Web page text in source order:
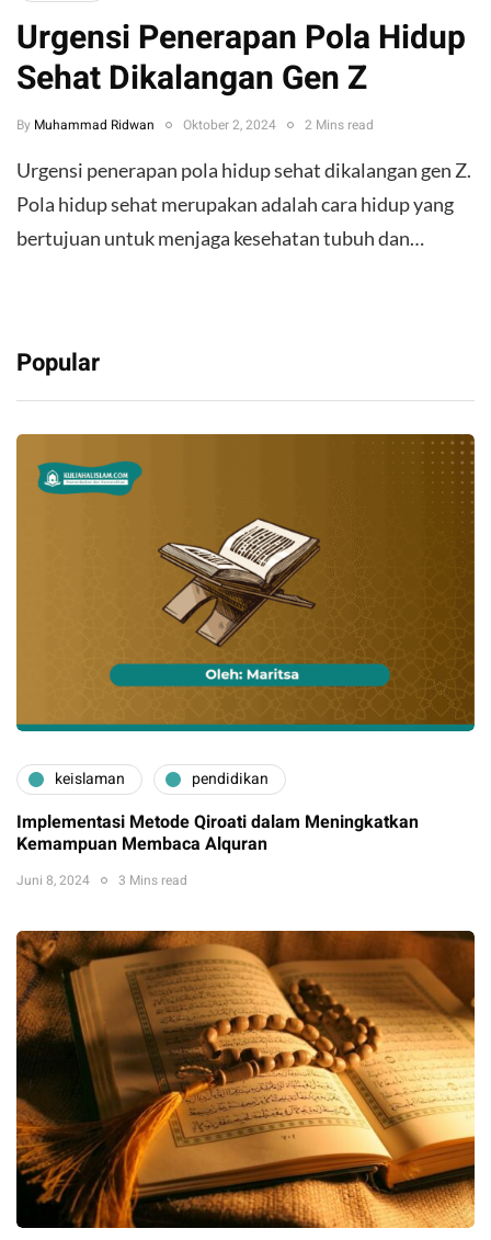
Urgensi Penerapan Pola Hidup
Sehat Dikalangan Gen Z
By Muhammad Ridwan Oktober 2, 2024 2 Mins read
Urgensi penerapan pola hidup sehat dikalangan gen Z.
Pola hidup sehat merupakan adalah cara hidup yang
bertujuan untuk menjaga kesehatan tubuh dan…
Popular
keislaman pendidikan
Implementasi Metode Qiroati dalam Meningkatkan
Kemampuan Membaca Alquran
Juni 8, 2024 3 Mins read